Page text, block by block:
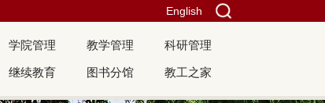
English
学院管理 教学管理 科研管理
继续教育 图书分馆 教工之家